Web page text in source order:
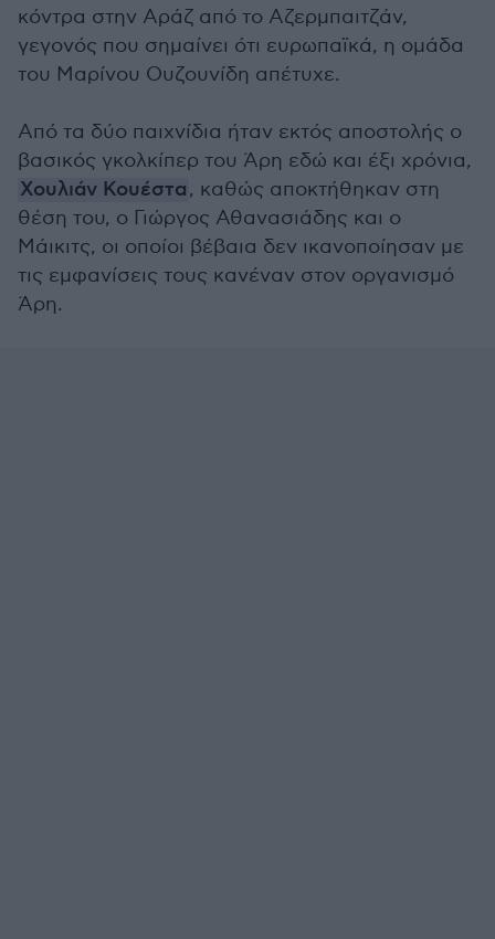
κόντρα στην Αράζ από το Αζερμπαιτζάν,
γεγονός που σημαίνει ότι ευρωπαϊκά, η ομάδα
του Μαρίνου Ουζουνίδη απέτυχε.
Από τα δύο παιχνίδια ήταν εκτός αποστολής ο
βασικός γκολκίπερ του Άρη εδώ και έξι χρόνια,
Χουλιάν Κουέστα, καθώς αποκτήθηκαν στη
θέση του, ο Γιώργος Αθανασιάδης και ο
Μάικιτς, οι οποίοι βέβαια δεν ικανοποίησαν με
τις εμφανίσεις τους κανέναν στον οργανισμό
Άρη.